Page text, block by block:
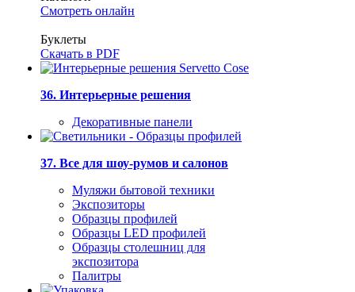
Смотреть онлайн
Буклеты
Скачать в PDF
36. Интерьерные решения
Декоративные панели
37. Все для шоу-румов и салонов
Муляжи бытовой техники
Экспозиторы
Образцы профилей
Образцы LED профилей
Образцы столешниц для
экспозитора
Палитры